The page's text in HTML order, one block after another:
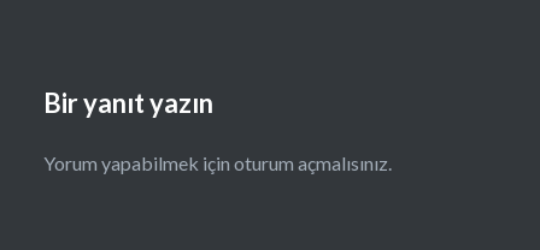
Bir yanıt yazın
Yorum yapabilmek için oturum açmalısınız.